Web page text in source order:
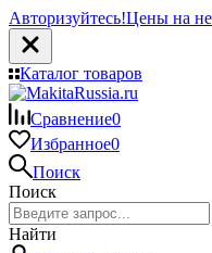
Авторизуйтесь!Цены на
Каталог товаров
Сравнение0
Избранное0
Поиск
Поиск
Найти